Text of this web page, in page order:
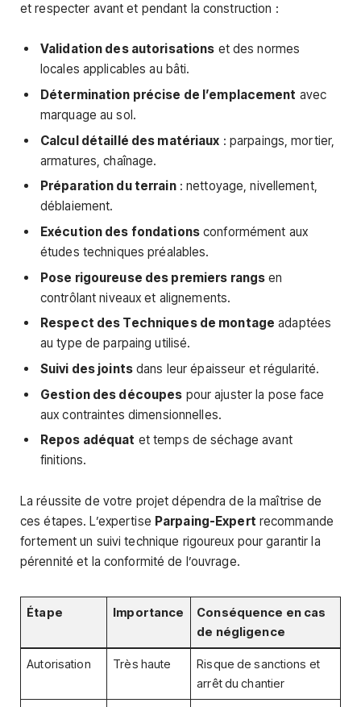
et respecter avant et pendant la construction :
Validation des autorisations et des normes
locales applicables au bâti.
Détermination précise de l’emplacement avec
marquage au sol.
Calcul détaillé des matériaux : parpaings, mortier,
armatures, chaînage.
Préparation du terrain: nettoyage, nivellement,
déblaiement.
Exécution des fondationsconformément aux
études techniques préalables.
Pose rigoureuse des premiers rangs en
contrôlant niveaux et alignements.
Respect des Techniques de montage adaptées
au type de parpaing utilisé.
Suivi des jointsdans leur épaisseur et régularité.
Gestion des découpes pour ajuster la pose face
aux contraintes dimensionnelles.
Repos adéquat et temps de séchage avant
finitions.
La réussite de votre projet dépendra de la maîtrise de
ces étapes. L’expertise Parpaing-Expert recommande
fortement un suivi technique rigoureux pour garantir la
pérennité et la conformité de l’ouvrage.
Étape Importance
Conséquence en cas
de négligence
Autorisation Très haute
Risque de sanctions et
arrêt du chantier